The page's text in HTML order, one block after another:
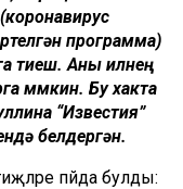
программа)
тиеш. Аны илнең
мөмкин. Бу хакта
“Известия”
белдергән.
пәйда булды: